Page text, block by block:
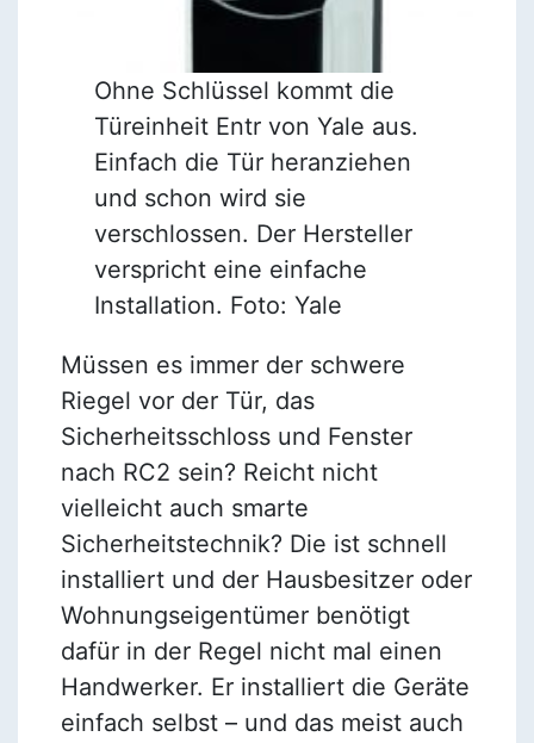
Ohne Schlüssel kommt die
Türeinheit Entr von Yale aus.
Einfach die Tür heranziehen
und schon wird sie
verschlossen. Der Hersteller
verspricht eine einfache
Installation. Foto: Yale
Müssen es immer der schwere
Riegel vor der Tür, das
Sicherheitsschloss und Fenster
nach RC2 sein? Reicht nicht
vielleicht auch smarte
Sicherheitstechnik? Die ist schnell
installiert und der Hausbesitzer oder
Wohnungseigentümer benötigt
dafür in der Regel nicht mal einen
Handwerker. Er installiert die Geräte
einfach selbst – und das meist auch